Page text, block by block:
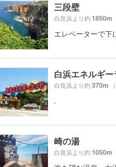
三段壁
白良浜より約1850m
エレベーターで下
白浜エネルギー
白良浜より約370m
.
崎の湯
白良浜より約1050m